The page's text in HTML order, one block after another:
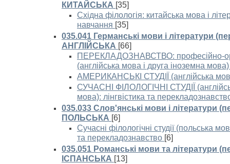
КИТАЙСЬКА [35]
Східна філологія: китайська мова і
навчання [35]
035.041 Германські мови і літератури
АНГЛІЙСЬКА [66]
ПЕРЕКЛАДОЗНАВСТВО: професійно-
(англійська мова і друга іноземна мова)
АМЕРИКАНСЬКІ СТУДІЇ (англійська
СУЧАСНІ ФІЛОЛОГІЧНІ СТУДІЇ
мова): лінгвістика та
035.033 Слов'янські мови і літератури
ПОЛЬСЬКА [6]
Сучасні філологічні студії (польська
та перекладознавство [6]
035.051 Романські мови та літератури
ІСПАНСЬКА [13]